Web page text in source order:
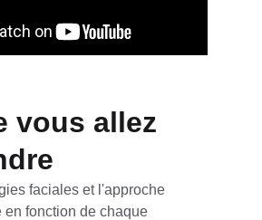
vous allez
faciales et l'approche
en fonction de chaque